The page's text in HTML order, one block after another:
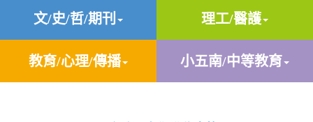
文/史/哲/期刊 理工/醫護
教育/心理/傳播 小五南/中等教育